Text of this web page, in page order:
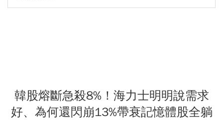
韓股熔斷急殺8%！海力士明明說需求
好、為何還閃崩13%帶衰記憶體股全躺